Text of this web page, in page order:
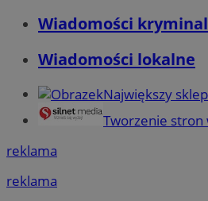
Wiadomości
Wiadomości lokalne
Największy
Tworzenie stron
reklama
reklama